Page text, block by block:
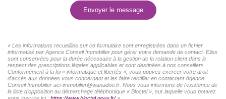
Envoyer le message
« Les informations recueillies sur ce formulaire sont enregistrées dans un fichier
informatisé par Agence Conseil Immobilier pour gérer votre demande de contact. Elles
sont conservées pour la durée nécessaire à la gestion de la relation client dans le
respect des prescriptions légales applicables et sont destinées à nos conseillers
Conformément à la loi « informatique et libertés », vous pouvez exercer votre droit
d'accès aux données vous concernant et les faire rectifier en contactant Agence
Conseil Immobilier aci-immobilier@wanadoo.fr. Nous vous informons de l'existence de
la liste d'opposition au démarchage téléphonique « Bloctel », sur laquelle vous pouvez
vous inscrire ici : https://www.bloctel.gouv.fr/»